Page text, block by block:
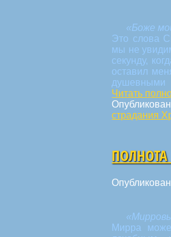
«Боже
Это слова
мы не
секунду,
оставил
душевными
Читать
страдания
ПОЛНОТА
Мирра